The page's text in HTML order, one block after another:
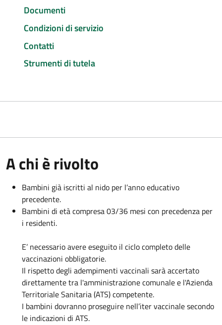
Documenti
Condizioni di servizio
Contatti
Strumenti di tutela
A chi è rivolto
Bambini già iscritti al nido per l’anno educativo
precedente.
Bambini di età compresa 03/36 mesi con precedenza per
i residenti.
E’ necessario avere eseguito il ciclo completo delle
vaccinazioni obbligatorie.
Il rispetto degli adempimenti vaccinali sarà accertato
direttamente tra l'amministrazione comunale e l'Azienda
Territoriale Sanitaria (ATS) competente.
I bambini dovranno proseguire nell’iter vaccinale secondo
le indicazioni di ATS.